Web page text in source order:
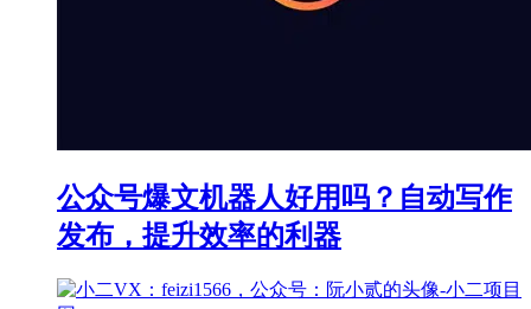
公众号爆文机器人好用吗？自动写作
发布，提升效率的利器